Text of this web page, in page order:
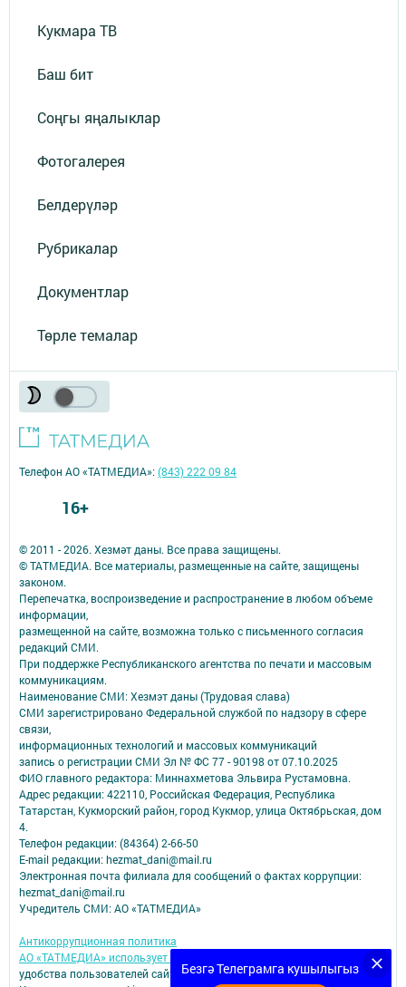
Кукмара ТВ
Баш бит
Соңгы яңалыклар
Фотогалерея
Белдерүләр
Рубрикалар
Документлар
Төрле темалар
Безгә Телеграмга кушылыгыз
© 2011 - 2026. Хезмәт даны. Все права защищены.
© ТАТМЕДИА. Все материалы, размещенные на сайте, защищены
законом.
Перепечатка, воспроизведение и распространение в любом объеме
информации,
размещенной на сайте, возможна только с письменного согласия
редакций СМИ.
При поддержке Республиканского агентства по печати и массовым
коммуникациям.
Наименование СМИ: Хезмэт даны (Трудовая слава)
СМИ зарегистрировано Федеральной службой по надзору в сфере
связи,
информационных технологий и массовых коммуникаций
запись о регистрации СМИ Эл № ФС 77 - 90198 от 07.10.2025
ФИО главного редактора: Миннахметова Эльвира Рустамовна.
Адрес редакции: 422110, Российская Федерация, Республика
Татарстан, Кукморский район, город Кукмор, улица Октябрьская, дом
4.
Телефон редакции: (84364) 2-66-50
E-mail редакции: hezmat_dani@mail.ru
Электронная почта филиала для сообщений о фактах коррупции:
hezmat_dani@mail.ru
Учредитель СМИ: АО «ТАТМЕДИА»
Антикоррупционная политика
АО «ТАТМЕДИА» использует «cookie»
для персонализации сервисов и
удобства пользователей сайтом.
Телефон АО «ТАТМЕДИА»:(843) 222 09 84
16+